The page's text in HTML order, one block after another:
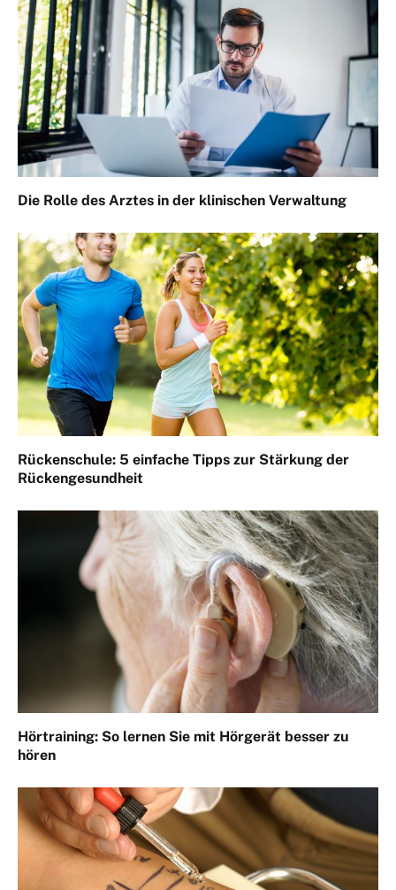
Die Rolle des Arztes in der klinischen Verwaltung
Rückenschule: 5 einfache Tipps zur Stärkung der
Rückengesundheit
Hörtraining: So lernen Sie mit Hörgerät besser zu
hören